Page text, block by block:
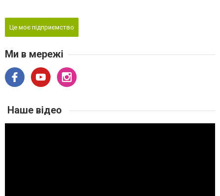
Це моє підприємство
Ми в мережі
Наше відео